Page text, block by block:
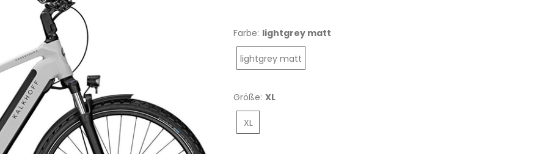
Farbe: lightgrey matt
lightgrey matt
Größe: XL
XL